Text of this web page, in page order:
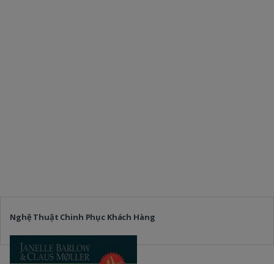
Nghệ Thuật Chinh Phục Khách Hàng